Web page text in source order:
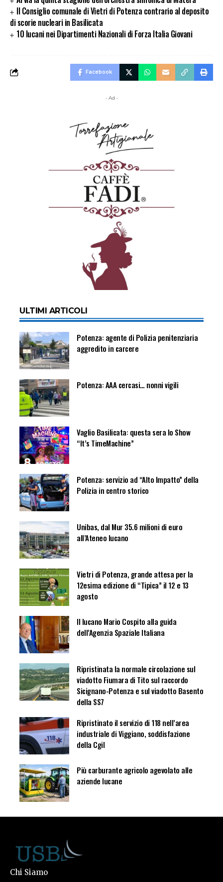
Il Consiglio comunale di Vietri di Potenza contrario al deposito
di scorie nucleari in Basilicata
10 lucani nei Dipartimenti Nazionali di Forza Italia Giovani
Facebook
- Ad -
ULTIMI ARTICOLI
Potenza: agente di Polizia penitenziaria
aggredito in carcere
Potenza: AAA cercasi… nonni vigili
Vaglio Basilicata: questa sera lo Show
“It’s TimeMachine”
Potenza: servizio ad “Alto Impatto” della
Polizia in centro storico
Unibas, dal Mur 35.6 milioni di euro
all’Ateneo lucano
Vietri di Potenza, grande attesa per la
12esima edizione di “Tipica” il 12 e 13
agosto
Il lucano Mario Cospito alla guida
dell’Agenzia Spaziale Italiana
Ripristinata la normale circolazione sul
viadotto Fiumara di Tito sul raccordo
Sicignano-Potenza e sul viadotto Basento
della SS7
Ripristinato il servizio di 118 nell’area
industriale di Viggiano, soddisfazione
della Cgil
Più carburante agricolo agevolato alle
aziende lucane
Chi Siamo